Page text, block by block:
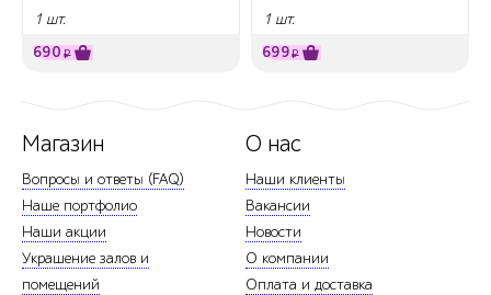
1 шт.
690 ₽
1 шт.
699₽
Магазин
Вопросы и ответы (FAQ)
Наше портфолио
Наши акции
Украшение залов и
помещений
О нас
Наши клиенты
Вакансии
Новости
О компании
Оплата и доставка